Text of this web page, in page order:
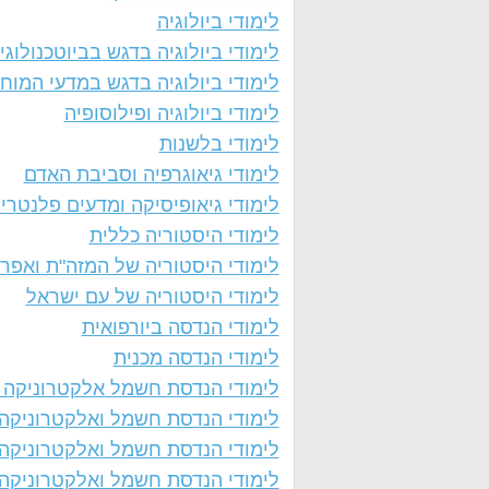
לימודי ביולוגיה
לימודי ביולוגיה בדגש
לימודי ביולוגיה בדגש במדעי המוח
לימודי ביולוגיה ופילוסופיה
לימודי בלשנות
לימודי גיאוגרפיה וסביבת האדם
לימודי גיאופיסיקה ומדעים
לימודי היסטוריה כללית
לימודי היסטוריה של המזה"ת
לימודי היסטוריה של עם ישראל
לימודי הנדסה ביורפואית
לימודי הנדסה מכנית
לימודי הנדסת חשמל אלקטרוניקה
לימודי הנדסת חשמל ואלקטרוניקה
לימודי הנדסת חשמל ואלקטרוניקה
לימודי הנדסת חשמל